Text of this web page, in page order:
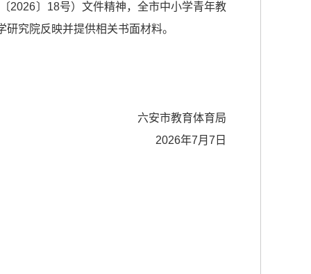
2026〕18号）文件精神，全市中小学青年教
究院反映并提供相关书面材料。
六安市教育体育局
2026年7月7日